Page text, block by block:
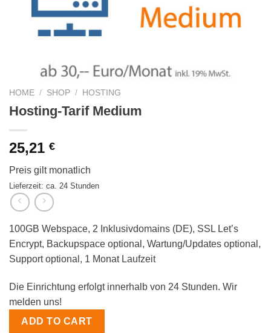
HOME / SHOP / HOSTING
Hosting-Tarif Medium
25,21 €
Preis gilt monatlich
Lieferzeit: ca. 24 Stunden
100GB Webspace, 2 Inklusivdomains (DE), SSL Let’s
Encrypt, Backupspace optional, Wartung/Updates optional,
Support optional, 1 Monat Laufzeit
Die Einrichtung erfolgt innerhalb von 24 Stunden. Wir
melden uns!
ADD TO CART